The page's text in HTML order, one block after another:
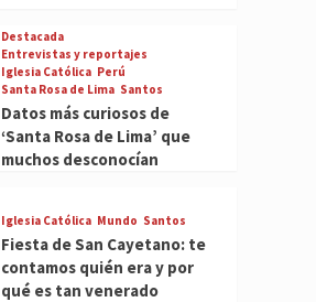
Destacada
Entrevistas y reportajes
Iglesia Católica Perú
Santa Rosa de Lima Santos
Datos más curiosos de
‘Santa Rosa de Lima’ que
muchos desconocían
Iglesia Católica Mundo Santos
Fiesta de San Cayetano: te
contamos quién era y por
qué es tan venerado